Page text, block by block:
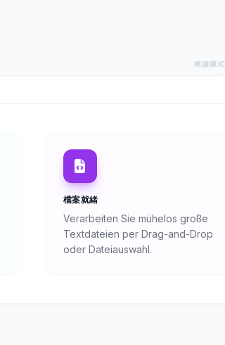
唯讀模式
檔案就緒
Verarbeiten Sie mühelos große
Textdateien per Drag-and-Drop
oder Dateiauswahl.